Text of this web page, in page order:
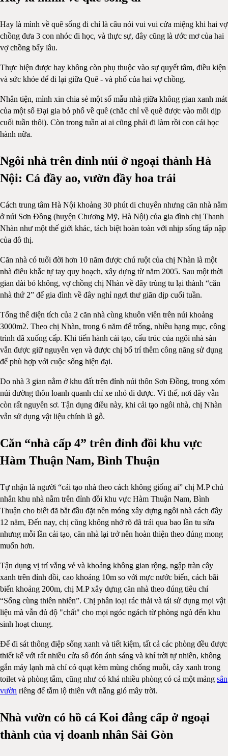
Hay là mình về quê sống đi chỉ là câu nói vui vui cửa miệng khi hai vợ
chồng đưa 3 con nhóc đi học, và thực sự, đây cũng là ước mơ của hai
vợ chồng bấy lâu.
Thực hiện được hay không còn phụ thuộc vào sự quyết tâm, điều kiện
và sức khỏe để đi lại giữa Quê - và phố của hai vợ chồng.
Nhân tiện, mình xin chia sẻ một số mẫu nhà giữa không gian xanh mát
của một số Đại gia bỏ phố về quê (chắc chỉ về quê được vào mỗi dịp
cuối tuần thôi). Còn trong tuần ai ai cũng phải đi làm rồi con cái học
hành nữa.
Ngôi nhà trên đỉnh núi ở ngoại thành Hà
Nội: Cá đầy ao, vườn đầy hoa trái
Cách trung tâm Hà Nội khoảng 30 phút di chuyển nhưng căn nhà nằm
ở núi Sơn Đồng (huyện Chương Mỹ, Hà Nội) của gia đình chị Thanh
Nhàn như một thế giới khác, tách biệt hoàn toàn với nhịp sống tấp nập
của đô thị.
Căn nhà có tuổi đời hơn 10 năm được chú ruột của chị Nhàn là một
nhà điêu khắc tự tay quy hoạch, xây dựng từ năm 2005. Sau một thời
gian dài bỏ không, vợ chồng chị Nhàn về đây trùng tu lại thành “căn
nhà thứ 2” để gia đình về đây nghỉ ngơi thư giãn dịp cuối tuần.
Tổng thể diện tích của 2 căn nhà cùng khuôn viên trên núi khoảng
3000m2. Theo chị Nhàn, trong 6 năm để trống, nhiều hạng mục, công
trình đã xuống cấp. Khi tiến hành cải tạo, cấu trúc của ngôi nhà sàn
vẫn được giữ nguyên vẹn và được chị bố trí thêm công năng sử dụng
để phù hợp với cuộc sống hiện đại.
Do nhà 3 gian nằm ở khu đất trên đỉnh núi thôn Sơn Đồng, trong xóm
núi đường thôn loanh quanh chỉ xe nhỏ đi được. Vì thế, nơi đây vẫn
còn rất nguyên sơ. Tận dụng điều này, khi cải tạo ngôi nhà, chị Nhàn
vẫn sử dụng vật liệu chính là gỗ.
Căn “nhà cấp 4” trên đỉnh đồi khu vực
Hàm Thuận Nam, Bình Thuận
Tự nhận là người “cải tạo nhà theo cách không giống ai” chị M.P chủ
nhân khu nhà nằm trên đỉnh đồi khu vực Hàm Thuận Nam, Bình
Thuận cho biết đã bắt đầu đặt nền móng xây dựng ngôi nhà cách đây
12 năm, Đến nay, chị cũng không nhớ rõ đã trải qua bao lần tu sửa
nhưng mỗi lần cải tạo, căn nhà lại trở nên hoàn thiện theo đúng mong
muốn hơn.
Tận dụng vị trí vắng vẻ và khoảng không gian rộng, ngập tràn cây
xanh trên đỉnh đồi, cao khoảng 10m so với mực nước biển, cách bãi
biển khoảng 200m, chị M.P xây dựng căn nhà theo đúng tiêu chí
“Sống cùng thiên nhiên”. Chị phân loại rác thải và tái sử dụng mọi vật
liệu mà vẫn đủ độ "chất" cho mọi ngóc ngách từ phòng ngủ đến khu
sinh hoạt chung.
Để đi sát thông điệp sống xanh và tiết kiệm, tất cả các phòng đều được
thiết kế với rất nhiều cửa sổ đón ánh sáng và khí trời tự nhiên, không
gắn máy lạnh mà chỉ có quạt kèm mùng chống muỗi, cây xanh trong
toilet và phòng tắm, cũng như có khá nhiều phòng có cả một mảng sân
vườn riêng để tắm lộ thiên với nắng gió mây trời.
Nhà vườn có hồ cá Koi đẳng cấp ở ngoại
thành của vị doanh nhân Sài Gòn